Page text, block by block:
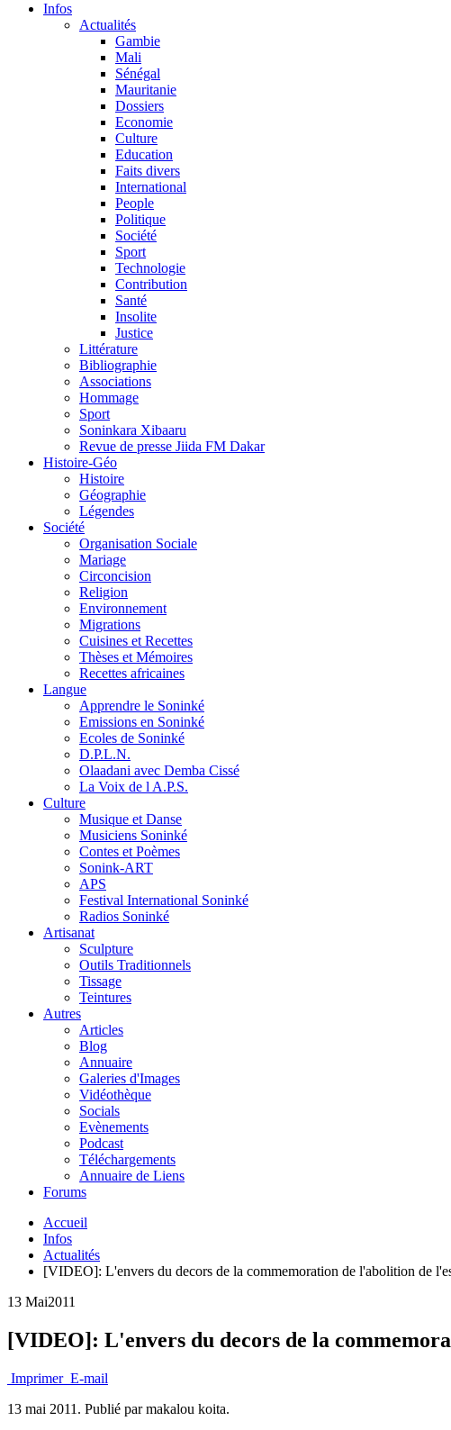
Infos
Actualités
Gambie
Mali
Sénégal
Mauritanie
Dossiers
Economie
Culture
Education
Faits divers
International
People
Politique
Société
Sport
Technologie
Contribution
Santé
Insolite
Justice
Littérature
Bibliographie
Associations
Hommage
Sport
Soninkara Xibaaru
Revue de presse Jiida FM Dakar
Histoire-Géo
Histoire
Géographie
Légendes
Société
Organisation Sociale
Mariage
Circoncision
Religion
Environnement
Migrations
Cuisines et Recettes
Thèses et Mémoires
Recettes africaines
Langue
Apprendre le Soninké
Emissions en Soninké
Ecoles de Soninké
D.P.L.N.
Olaadani avec Demba Cissé
La Voix de l A.P.S.
Culture
Musique et Danse
Musiciens Soninké
Contes et Poèmes
Sonink-ART
APS
Festival International Soninké
Radios Soninké
Artisanat
Sculpture
Outils Traditionnels
Tissage
Teintures
Autres
Articles
Blog
Annuaire
Galeries d'Images
Vidéothèque
Socials
Evènements
Podcast
Téléchargements
Annuaire de Liens
Forums
Accueil
Infos
Actualités
[VIDEO]: L'envers du decors de la commemoration de l'abolition de
13 Mai2011
[VIDEO]: L'envers du decors de la
Imprimer E-mail
13 mai 2011. Publié par makalou koita.